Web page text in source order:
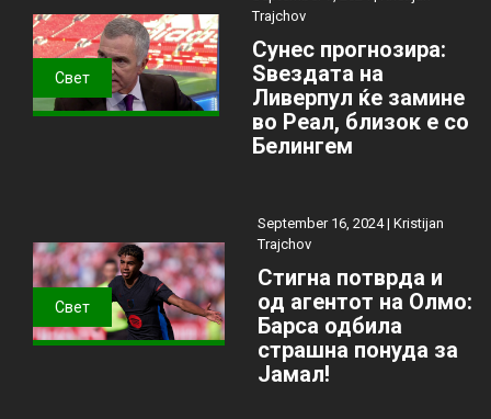
Свет
Trajchov
Сунес прогнозира:
Ѕвездата на
Ливерпул ќе замине
во Реал, близок е со
Белингем
Свет
September 16, 2024 | Kristijan
Trajchov
Стигна потврда и
од агентот на Олмо:
Барса одбила
страшна понуда за
Јамал!